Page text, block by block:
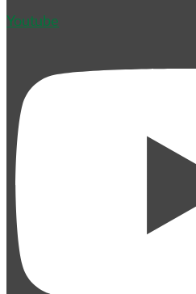
Youtube